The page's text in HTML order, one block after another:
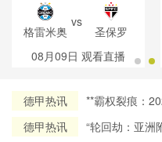
格雷米奥
vs
圣保罗
08月09日 观看直播
德甲热讯
**霸权裂痕：
德甲热讯
“轮回劫：亚洲